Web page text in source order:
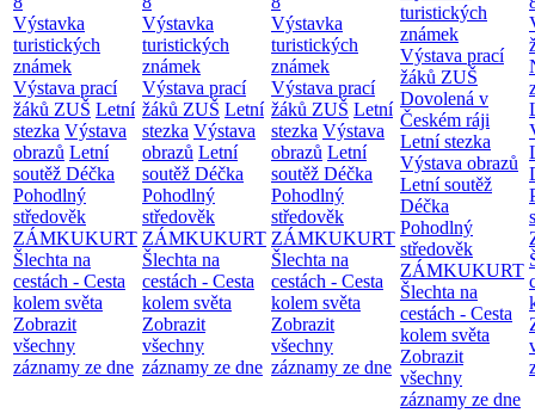
Výstavka
turistických
známek
Výstava prací
žáků ZUŠ Letní
stezka Výstava
obrazů Letní
soutěž Déčka
Pohodlný
středověk
ZÁMKUKURT
Šlechta na
cestách - Cesta
kolem světa
Zobrazit
všechny
záznamy ze dne
Výstavka
turistických
známek
Výstava prací
žáků ZUŠ Letní
stezka Výstava
obrazů Letní
soutěž Déčka
Pohodlný
středověk
ZÁMKUKURT
Šlechta na
cestách - Cesta
kolem světa
Zobrazit
všechny
záznamy ze dne
Výstavka
turistických
známek
Výstava prací
žáků ZUŠ Letní
stezka Výstava
obrazů Letní
soutěž Déčka
Pohodlný
středověk
ZÁMKUKURT
Šlechta na
cestách - Cesta
kolem světa
Zobrazit
všechny
záznamy ze dne
turistických
známek
Výstava prací
žáků ZUŠ
Dovolená v
Českém ráji
Letní stezka
Výstava obrazů
Letní soutěž
Déčka
Pohodlný
středověk
ZÁMKUKURT
Šlechta na
cestách - Cesta
kolem světa
Zobrazit
všechny
záznamy ze dne